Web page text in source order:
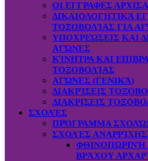
ΟΙ ΕΓΓΡΑΦΕΣ
ΔΙΚΑΙΟΛΟΓΗΤΙΚΆ
ΤΟΞΟΒΟΛΊΑΣ ΓΙΑ
ΥΠΟΧΡΕΏΣΕΙΣ ΚΑΙ
ΑΓΏΝΕΣ
ΚΊΝΗΤΡΑ ΚΑΙ
ΤΟΞΟΒΟΛΊΑΣ
ΑΓΏΝΕΣ (ΓΕΝΙΚΆ)
ΔΙΑΚΡΊΣΕΙΣ
ΔΙΑΚΡΙΣΕΙΣ
ΣΧΟΛΈΣ
ΠΡΌΓΡΑΜΜΑ
ΣΧΟΛΈΣ
ΦΘΙΝΟΠΩΡΙΝΉ
ΒΡΆΧΟΥ